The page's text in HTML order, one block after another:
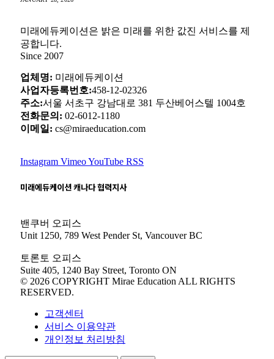
미래에듀케이션은 밝은 미래를 위한 값진 서비스를 제
공합니다.
Since 2007
업체명: 미래에듀케이션
사업자등록번호:458-12-02326
주소:서울 서초구 강남대로 381 두산베어스텔 1004호
전화문의: 02-6012-1180
이메일: cs@miraeducation.com
Instagram VimeoYouTube RSS
미래에듀케이션 캐나다 협력지사
밴쿠버 오피스
Unit 1250, 789 West Pender St, Vancouver BC
토론토 오피스
Suite 405, 1240 Bay Street, Toronto ON
© 2026 COPYRIGHT Mirae Education ALL RIGHTS
RESERVED.
고객센터
서비스 이용약관
개인정보 처리방침